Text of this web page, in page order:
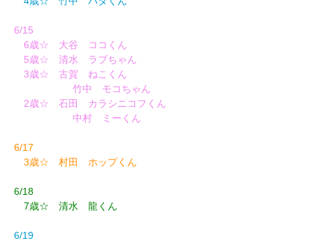
6/15
6歳☆ 大谷 ココくん
5歳☆ 清水 ラブちゃん
3歳☆ 古賀 ねこくん
竹中 モコちゃん
2歳☆ 石田 カラシニコフくん
中村 ミーくん
6/17
3歳☆ 村田 ホップくん
6/18
7歳☆ 清水 龍くん
6/19